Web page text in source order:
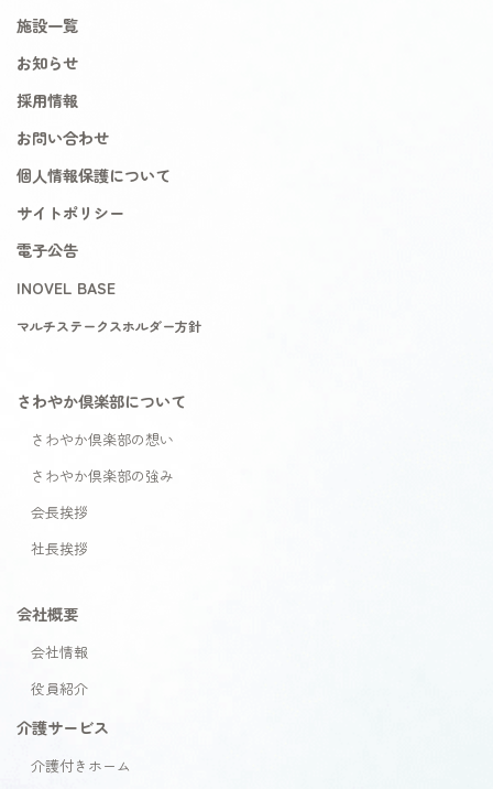
施設一覧
お知らせ
採用情報
お問い合わせ
個人情報保護について
サイトポリシー
電子公告
INOVEL BASE
マルチステークスホルダー方針
さわやか倶楽部について
さわやか倶楽部の想い
さわやか倶楽部の強み
会長挨拶
社長挨拶
会社概要
会社情報
役員紹介
介護サービス
介護付きホーム